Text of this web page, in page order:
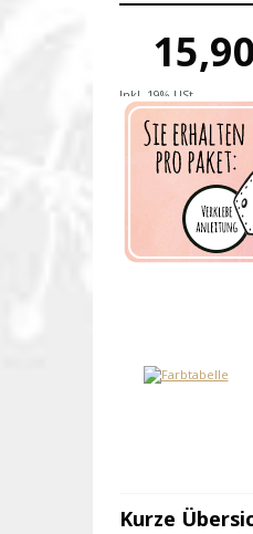
Inkl. 19% USt.
Versandkosten
Produktnummer:
Verfügbarkeit:Auf
Lieferzeit: 1-2
Kurze